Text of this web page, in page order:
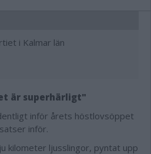
i Kalmar län
är superhärligt"
inför årets höstlovsöppet
inför.
kilometer ljusslingor, pyntat upp